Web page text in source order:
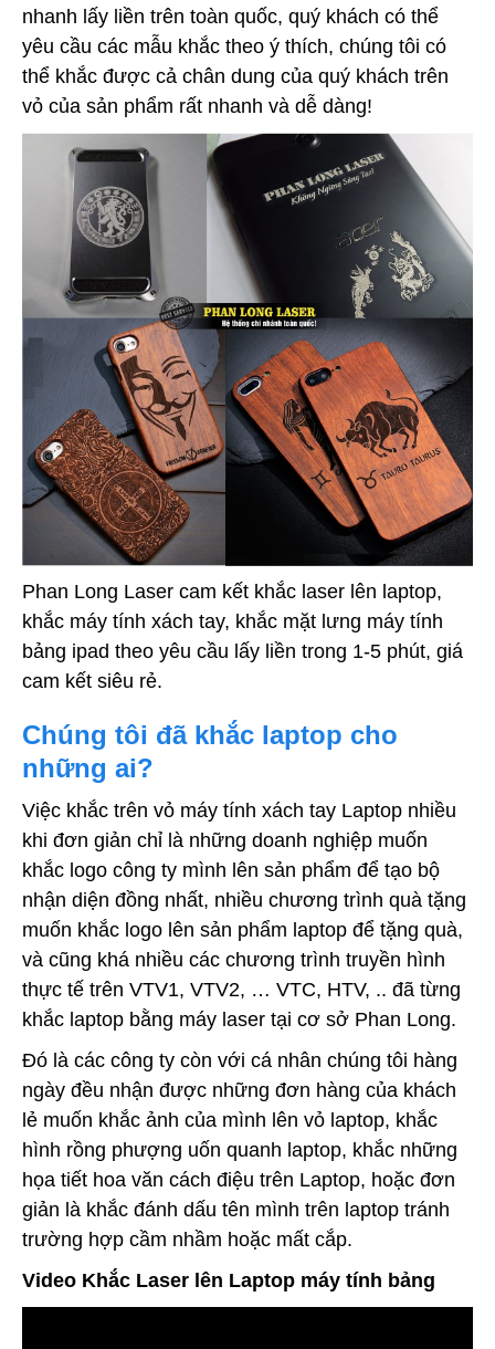
nhanh lấy liền trên toàn quốc, quý khách có thể
yêu cầu các mẫu khắc theo ý thích, chúng tôi có
thể khắc được cả chân dung của quý khách trên
vỏ của sản phẩm rất nhanh và dễ dàng!
Phan Long Laser cam kết khắc laser lên laptop,
khắc máy tính xách tay, khắc mặt lưng máy tính
bảng ipad theo yêu cầu lấy liền trong 1-5 phút, giá
cam kết siêu rẻ.
Chúng tôi đã khắc laptop cho
những ai?
Việc khắc trên vỏ máy tính xách tay Laptop nhiều
khi đơn giản chỉ là những doanh nghiệp muốn
khắc logo công ty mình lên sản phẩm để tạo bộ
nhận diện đồng nhất, nhiều chương trình quà tặng
muốn khắc logo lên sản phẩm laptop để tặng quà,
và cũng khá nhiều các chương trình truyền hình
thực tế trên VTV1, VTV2, … VTC, HTV, .. đã từng
khắc laptop bằng máy laser tại cơ sở Phan Long.
Đó là các công ty còn với cá nhân chúng tôi hàng
ngày đều nhận được những đơn hàng của khách
lẻ muốn khắc ảnh của mình lên vỏ laptop, khắc
hình rồng phượng uốn quanh laptop, khắc những
họa tiết hoa văn cách điệu trên Laptop, hoặc đơn
giản là khắc đánh dấu tên mình trên laptop tránh
trường hợp cầm nhầm hoặc mất cắp.
Video Khắc Laser lên Laptop máy tính bảng